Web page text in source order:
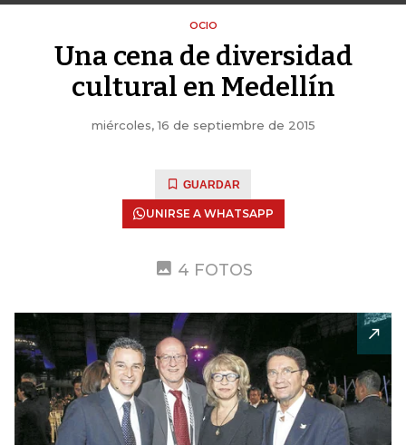
OCIO
Una cena de diversidad
cultural en Medellín
miércoles, 16 de septiembre de 2015
GUARDAR
UNIRSE A WHATSAPP
4 FOTOS